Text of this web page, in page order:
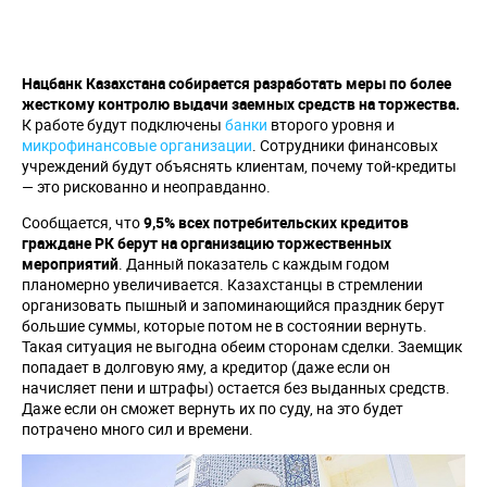
Нацбанк Казахстана собирается разработать меры по более
жесткому контролю выдачи заемных средств на торжества.
К работе будут подключены банки второго уровня и
микрофинансовые организации. Сотрудники финансовых
учреждений будут объяснять клиентам, почему той-кредиты
— это рискованно и неоправданно.
Сообщается, что9,5% всех потребительских кредитов
граждане РК берут на организацию торжественных
мероприятий. Данный показатель с каждым годом
планомерно увеличивается. Казахстанцы в стремлении
организовать пышный и запоминающийся праздник берут
большие суммы, которые потом не в состоянии вернуть.
Такая ситуация не выгодна обеим сторонам сделки. Заемщик
попадает в долговую яму, а кредитор (даже если он
начисляет пени и штрафы) остается без выданных средств.
Даже если он сможет вернуть их по суду, на это будет
потрачено много сил и времени.